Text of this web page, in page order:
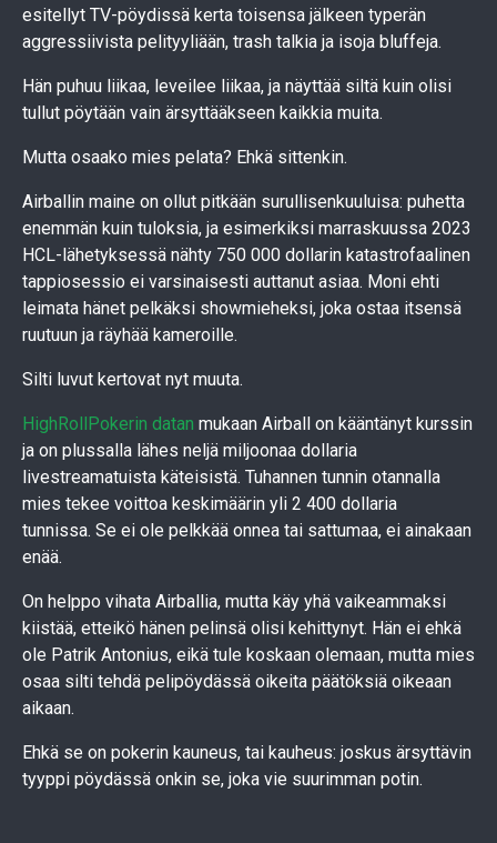
esitellyt TV-pöydissä kerta toisensa jälkeen typerän
aggressiivista pelityyliään, trash talkia ja isoja bluffeja.
Hän puhuu liikaa, leveilee liikaa, ja näyttää siltä kuin olisi
tullut pöytään vain ärsyttääkseen kaikkia muita.
Mutta osaako mies pelata? Ehkä sittenkin.
Airballin maine on ollut pitkään surullisenkuuluisa: puhetta
enemmän kuin tuloksia, ja esimerkiksi marraskuussa 2023
HCL-lähetyksessä nähty 750 000 dollarin katastrofaalinen
tappiosessio ei varsinaisesti auttanut asiaa. Moni ehti
leimata hänet pelkäksi showmieheksi, joka ostaa itsensä
ruutuun ja räyhää kameroille.
Silti luvut kertovat nyt muuta.
HighRollPokerin datan mukaan Airball on kääntänyt kurssin
ja on plussalla lähes neljä miljoonaa dollaria
livestreamatuista käteisistä. Tuhannen tunnin otannalla
mies tekee voittoa keskimäärin yli 2 400 dollaria
tunnissa. Se ei ole pelkkää onnea tai sattumaa, ei ainakaan
enää.
On helppo vihata Airballia, mutta käy yhä vaikeammaksi
kiistää, etteikö hänen pelinsä olisi kehittynyt. Hän ei ehkä
ole Patrik Antonius, eikä tule koskaan olemaan, mutta mies
osaa silti tehdä pelipöydässä oikeita päätöksiä oikeaan
aikaan.
Ehkä se on pokerin kauneus, tai kauheus: joskus ärsyttävin
tyyppi pöydässä onkin se, joka vie suurimman potin.